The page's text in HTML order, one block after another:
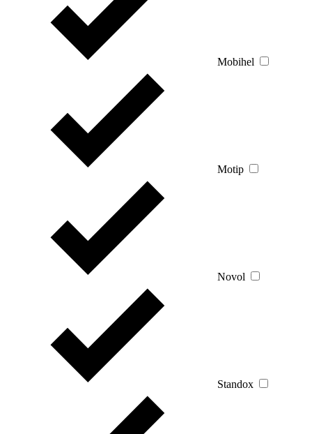
Mobihel
Motip
Novol
Standox